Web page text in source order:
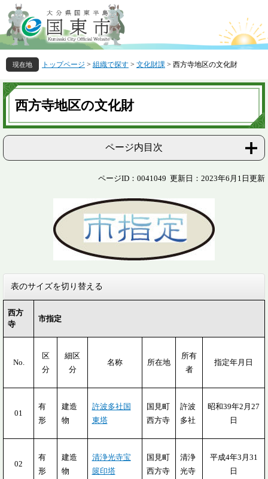
ー
ジ
の
先
頭
で
す
ニ
ュ
ー
を
飛
ば
し
トップページ > 組織で探す > 文化財課 > 西方寺地区の文化財
本
文
西方寺地区の文化財
ページ内目次
ページID：0041049 更新日：2023年6月1日更新
表のサイズを切り替える
西方
寺
市指定
No.
区
分
細区
分
名称 所在地
所有
者
指定年月日
01
有
形
建造
物
許波多社国
東塔
国見町
西方寺
許波
多社
昭和39年2月27
日
02
有
形
建造
物
清浄光寺宝
篋印塔
国見町
西方寺
清浄
光寺
平成4年3月31
日